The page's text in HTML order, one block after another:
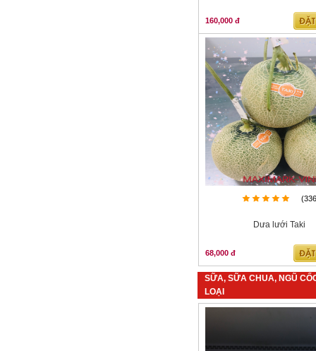
160,000 đ
Dưa lưới Taki
68,000 đ
SỮA, SỮA CHUA, NGŨ
LOẠI